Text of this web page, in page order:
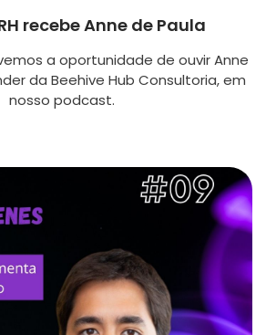
recebe Anne de Paula
a oportunidade de ouvir Anne
da Beehive Hub Consultoria, em
nosso podcast.